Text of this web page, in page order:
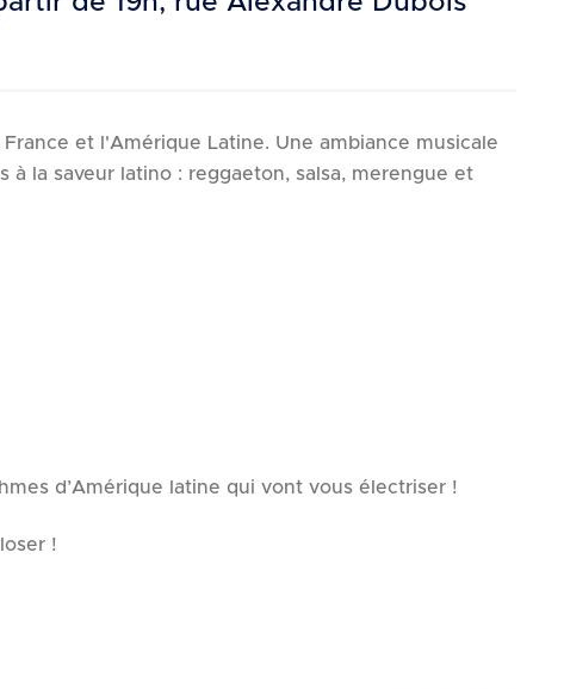
et l'Amérique Latine. Une ambiance musicale
à la saveur latino : reggaeton, salsa, merengue et
d’Amérique latine qui vont vous électriser !
!